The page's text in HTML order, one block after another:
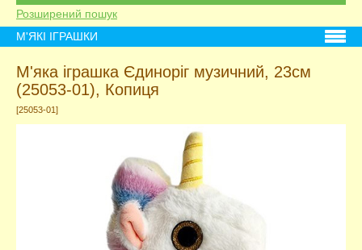
Розширений пошук
М'ЯКІ ІГРАШКИ
М'яка іграшка Єдиноріг музичний, 23см
(25053-01), Копиця
[25053-01]